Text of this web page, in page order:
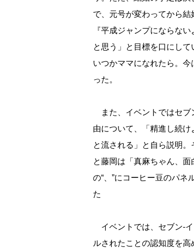
で、元号が変わってから結
『平成ジャンプにならな
と思う」と目標を口にし
いつかママになれたら。
った。
また、イベントではセブ
由について、「精進し続け
と流される」と自ら説明。
と藤岡は「真麻ちゃん、
の“、”にコーヒー豆のパネ
た
イベントでは、セブン-
ルされたことの認知度を